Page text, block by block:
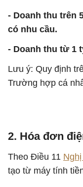
- Doanh thu trên
có nhu cầu.
- Doanh thu từ 1
Lưu ý: Quy định
Trường hợp cá
2. Hóa đơn
Theo Điều 11
tạo từ máy tính